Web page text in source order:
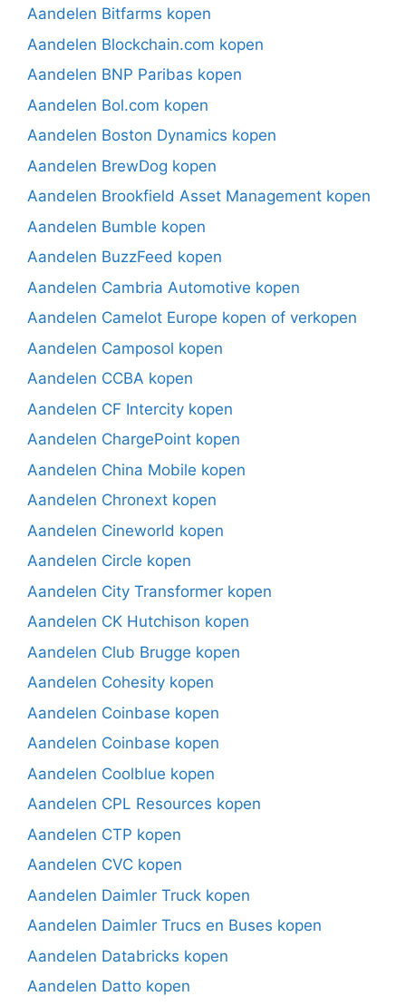
Aandelen Bitfarms kopen
Aandelen Blockchain.com kopen
Aandelen BNP Paribas kopen
Aandelen Bol.com kopen
Aandelen Boston Dynamics kopen
Aandelen BrewDog kopen
Aandelen Brookfield Asset Management kopen
Aandelen Bumble kopen
Aandelen BuzzFeed kopen
Aandelen Cambria Automotive kopen
Aandelen Camelot Europe kopen of verkopen
Aandelen Camposol kopen
Aandelen CCBA kopen
Aandelen CF Intercity kopen
Aandelen ChargePoint kopen
Aandelen China Mobile kopen
Aandelen Chronext kopen
Aandelen Cineworld kopen
Aandelen Circle kopen
Aandelen City Transformer kopen
Aandelen CK Hutchison kopen
Aandelen Club Brugge kopen
Aandelen Cohesity kopen
Aandelen Coinbase kopen
Aandelen Coinbase kopen
Aandelen Coolblue kopen
Aandelen CPL Resources kopen
Aandelen CTP kopen
Aandelen CVC kopen
Aandelen Daimler Truck kopen
Aandelen Daimler Trucs en Buses kopen
Aandelen Databricks kopen
Aandelen Datto kopen